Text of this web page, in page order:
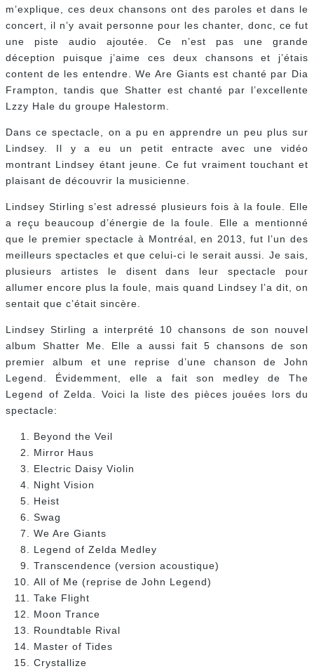
m’explique, ces deux chansons ont des paroles et dans le
concert, il n’y avait personne pour les chanter, donc, ce fut
une piste audio ajoutée. Ce n’est pas une grande
déception puisque j’aime ces deux chansons et j’étais
content de les entendre. We Are Giants est chanté par Dia
Frampton, tandis que Shatter est chanté par l’excellente
Lzzy Hale du groupe Halestorm.
Dans ce spectacle, on a pu en apprendre un peu plus sur
Lindsey. Il y a eu un petit entracte avec une vidéo
montrant Lindsey étant jeune. Ce fut vraiment touchant et
plaisant de découvrir la musicienne.
Lindsey Stirling s’est adressé plusieurs fois à la foule. Elle
a reçu beaucoup d’énergie de la foule. Elle a mentionné
que le premier spectacle à Montréal, en 2013, fut l’un des
meilleurs spectacles et que celui-ci le serait aussi. Je sais,
plusieurs artistes le disent dans leur spectacle pour
allumer encore plus la foule, mais quand Lindsey l’a dit, on
sentait que c’était sincère.
Lindsey Stirling a interprété 10 chansons de son nouvel
album Shatter Me. Elle a aussi fait 5 chansons de son
premier album et une reprise d’une chanson de John
Legend. Évidemment, elle a fait son medley de The
Legend of Zelda. Voici la liste des pièces jouées lors du
spectacle:
Beyond the Veil
Mirror Haus
Electric Daisy Violin
Night Vision
Heist
Swag
We Are Giants
Legend of Zelda Medley
Transcendence (version acoustique)
All of Me (reprise de John Legend)
Take Flight
Moon Trance
Roundtable Rival
Master of Tides
Crystallize